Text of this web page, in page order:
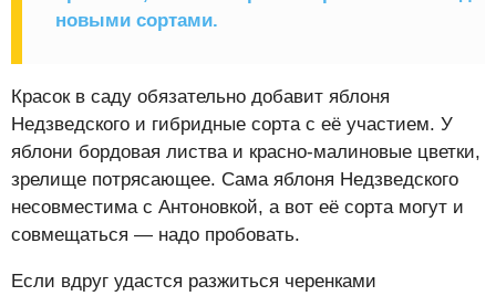
новыми сортами.
Красок в саду обязательно добавит яблоня
Недзведского и гибридные сорта с её участием. У
яблони бордовая листва и красно-малиновые цветки,
зрелище потрясающее. Сама яблоня Недзведского
несовместима с Антоновкой, а вот её сорта могут и
совмещаться — надо пробовать.
Если вдруг удастся разжиться черенками